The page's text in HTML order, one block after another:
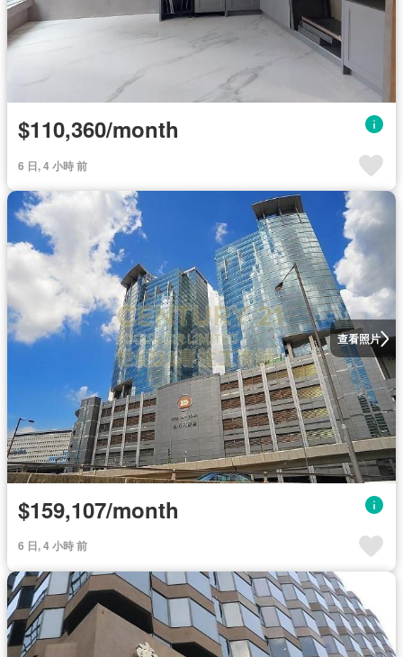
$110,360/month
6 日, 4 小時 前
查看照片
$159,107/month
6 日, 4 小時 前